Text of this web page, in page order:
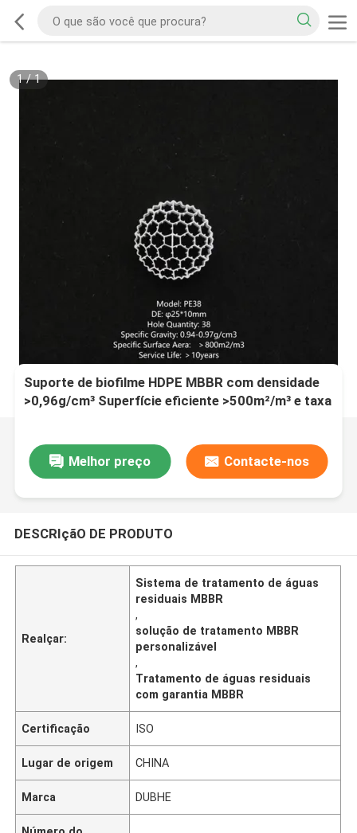
1/1
Suporte de biofilme HDPE MBBR com densidade
>0,96g/cm³ Superfície eficiente >500m²/m³ e taxa
Melhor preço
Contacte-nos
DESCRIçãO DE PRODUTO
Realçar:
Sistema de tratamento de águas
residuais MBBR
,
solução de tratamento MBBR
personalizável
,
Tratamento de águas residuais
com garantia MBBR
Certificação ISO
Lugar de origem CHINA
Marca DUBHE